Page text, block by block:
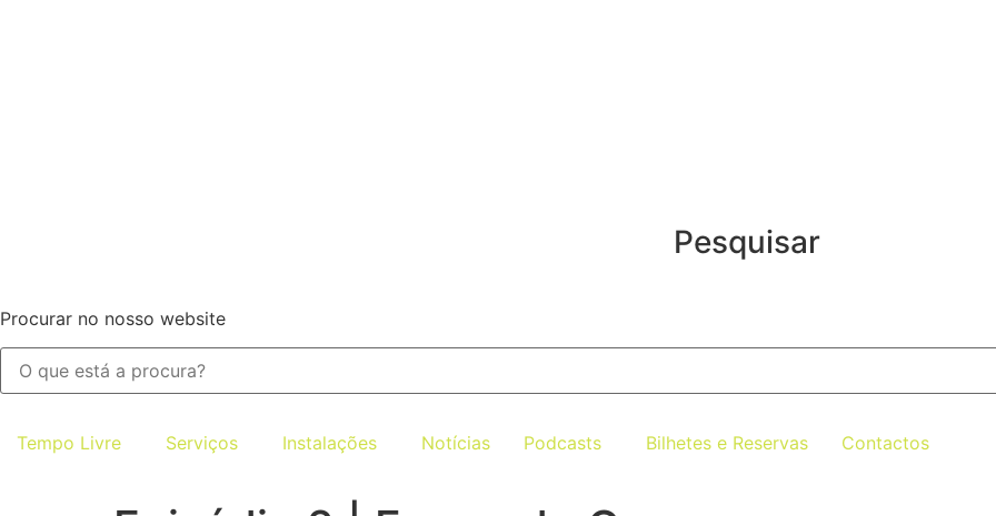
Pesquisar
Procurar no nosso website
Tempo Livre Serviços Instalações Notícias Podcasts Bilhetes e Reservas Contactos